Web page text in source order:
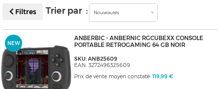
Filtres Trier par : Nouveautés
NEW
ANBERBIC - ANBERNIC RGCUBEXX CONSOLE
PORTABLE RETROGAMING 64 GB NOIR
SKU: ANB25609
EAN: 3272496325609
Prix de vente moyen constaté: 119,99 €